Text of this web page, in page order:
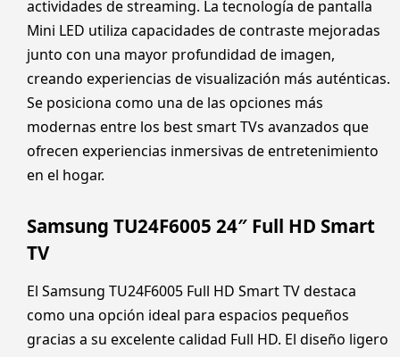
actividades de streaming. La tecnología de pantalla
Mini LED utiliza capacidades de contraste mejoradas
junto con una mayor profundidad de imagen,
creando experiencias de visualización más auténticas.
Se posiciona como una de las opciones más
modernas entre los best smart TVs avanzados que
ofrecen experiencias inmersivas de entretenimiento
en el hogar.
Samsung TU24F6005 24″ Full HD Smart
TV
El Samsung TU24F6005 Full HD Smart TV destaca
como una opción ideal para espacios pequeños
gracias a su excelente calidad Full HD. El diseño ligero